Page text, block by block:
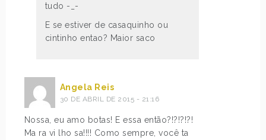
tudo -_-
E se estiver de casaquinho ou
cintinho entao? Maior saco
Angela Reis
30 DE ABRIL DE 2015 - 21:16
Nossa, eu amo botas! E essa então?!?!?!?!
Ma ra vi lho sa!!!! Como sempre, você ta